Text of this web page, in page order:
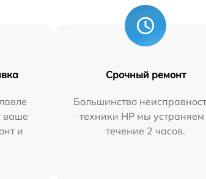
ваше
и
Срочный ремонт
Большинство
техники HP мы устраняем
течение 2 часов.